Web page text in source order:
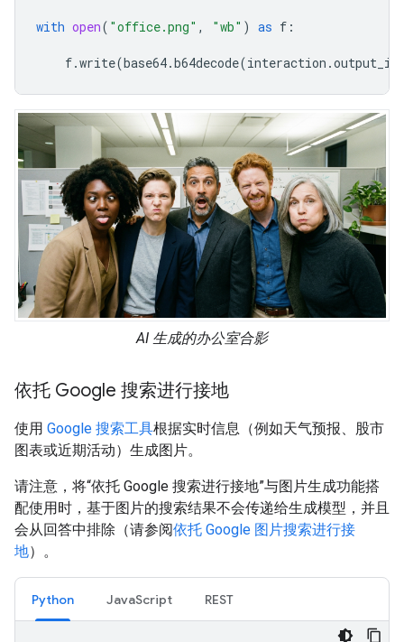
with open( "office.png" , "wb" ) as f :
f.write(base64.b64decode(interaction .
AI 生成的办公室合影
依托 Google 搜索进行接地
使用 Google 搜索工具根据实时信息（例如天气预报、股市
图表或近期活动）生成图片。
请注意，将“依托 Google 搜索进行接地”与图片生成功能搭
配使用时，基于图片的搜索结果不会传递给生成模型，并且
会从回答中排除（请参阅依托 Google 图片搜索进行接
地）。
Python JavaScript REST